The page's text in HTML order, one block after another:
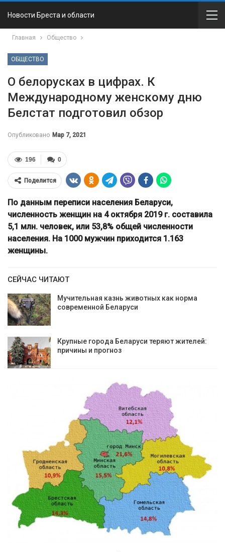
Новости Бреста и области
Главная Общество
ОБЩЕСТВО
О белорусках в цифрах. К
Международному женскому дню
Белстат подготовил обзор
Опубликовано Мар 7, 2021
0
196
Поделится
По данным переписи населения Беларуси,
численность женщин на 4 октября 2019 г. составила
5,1 млн. человек, или 53,8% общей численности
населения. На 1000 мужчин приходится 1.163
женщины.
СЕЙЧАС ЧИТАЮТ
Мучительная казнь животных как норма
современной Беларуси
Крупные города Беларуси теряют жителей:
причины и прогноз